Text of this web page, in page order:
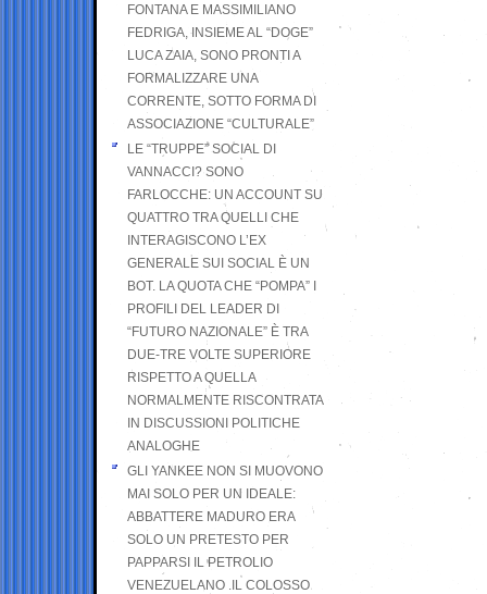
FONTANA E MASSIMILIANO
FEDRIGA, INSIEME AL “DOGE”
LUCA ZAIA, SONO PRONTI A
FORMALIZZARE UNA
CORRENTE, SOTTO FORMA DI
ASSOCIAZIONE “CULTURALE”
LE “TRUPPE” SOCIAL DI
VANNACCI? SONO
FARLOCCHE: UN ACCOUNT SU
QUATTRO TRA QUELLI CHE
INTERAGISCONO L’EX
GENERALE SUI SOCIAL È UN
BOT. LA QUOTA CHE “POMPA” I
PROFILI DEL LEADER DI
“FUTURO NAZIONALE” È TRA
DUE-TRE VOLTE SUPERIORE
RISPETTO A QUELLA
NORMALMENTE RISCONTRATA
IN DISCUSSIONI POLITICHE
ANALOGHE
GLI YANKEE NON SI MUOVONO
MAI SOLO PER UN IDEALE:
ABBATTERE MADURO ERA
SOLO UN PRETESTO PER
PAPPARSI IL PETROLIO
VENEZUELANO .IL COLOSSO